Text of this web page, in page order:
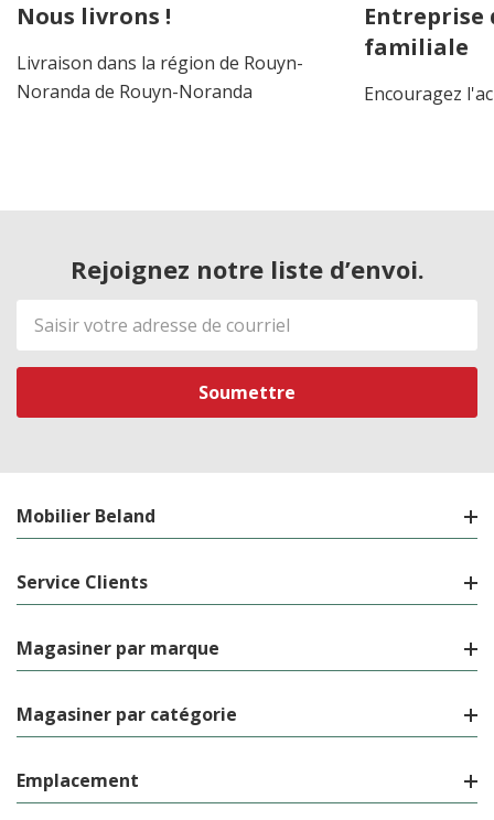
Nous livrons !
Livraison dans la région de Rouyn-
Noranda de Rouyn-Noranda
Entreprise
familiale
Encouragez
Rejoignez notre liste d’envoi.
Adresse
de
courriel
Mobilier Beland
Service Clients
Magasiner par marque
Magasiner par catégorie
Emplacement